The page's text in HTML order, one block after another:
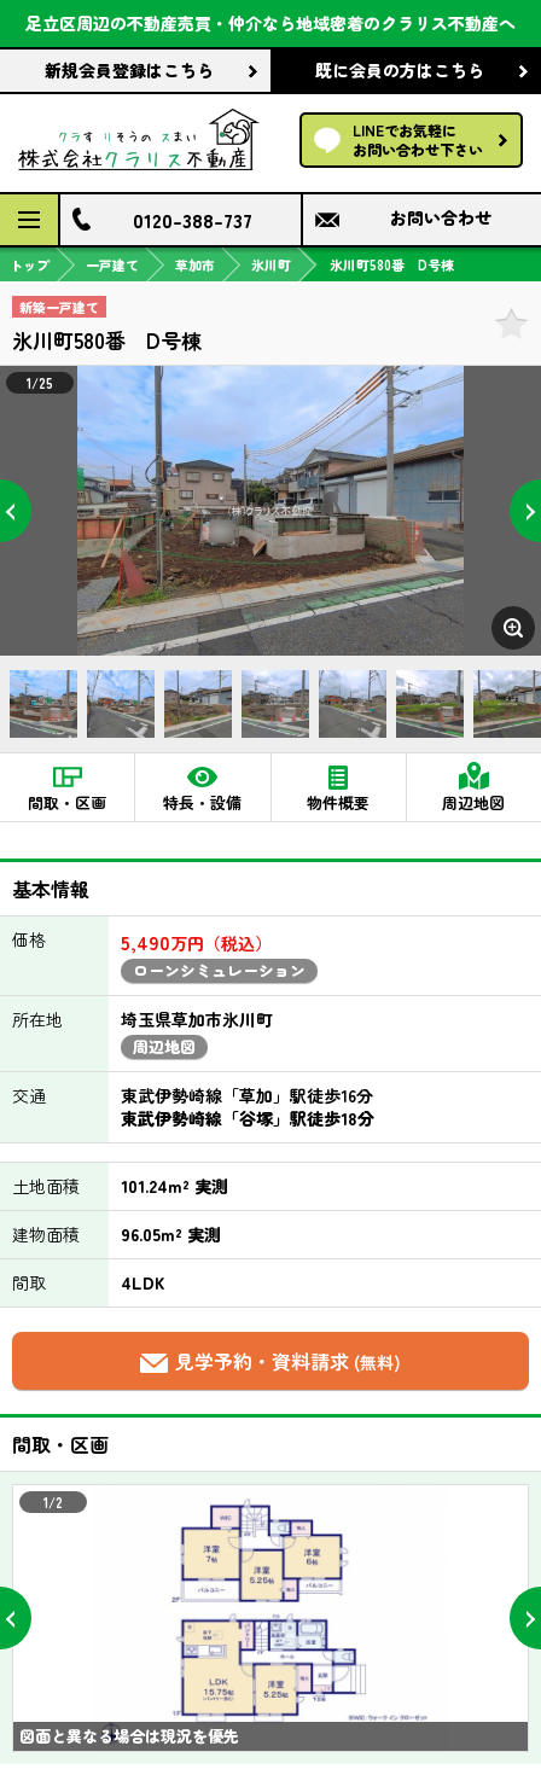
足立区周辺の不動産売買・仲介なら地域密着のクラリス不動産へ
新規会員登録はこちら 既に会員の方はこちら
LINEでお気軽に
お問い合わせ下さい
会社案内
前回の履歴で探す
保存した条件で探す
検討中の物件
0120-388-737 お問い合わせ
トップ 一戸建て 草加市 氷川町 氷川町580番 D号棟
新築一戸建て
氷川町580番 D号棟
1/25
間取・区画 特長・設備 物件概要 周辺地図
基本情報
価格 5,490万円（税込）
ローンシミュレーション
所在地 埼玉県草加市氷川町
周辺地図
交通
東武伊勢崎線「草加」駅徒歩16分
東武伊勢崎線「谷塚」駅徒歩18分
土地面積
101.24m² 実測
建物面積
96.05m² 実測
間取
4LDK
見学予約・資料請求 (無料)
間取・区画
図面と異なる場合は現況を優先
1/2